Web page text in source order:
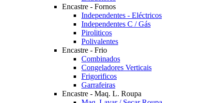
Encastre - Fornos
Independentes - Eléctricos
Independentes C / Gás
Piroliticos
Polivalentes
Encastre - Frio
Combinados
Congeladores Verticais
Frigorificos
Garrafeiras
Encastre - Maq. L. Roupa